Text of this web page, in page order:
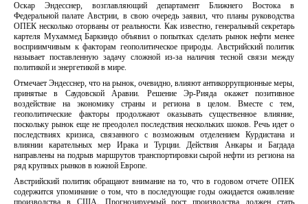
Оскар Эндесснер, возглавляющий департамент Ближнего Востока в
Федеральной палате Австрии, в свою очередь заявил, что планы руководства
ОПЕК несколько оторваны от реальности. Как известно, генеральный секретарь
картеля Мухаммед Баркиндо объявил о попытках сделать рынок нефти менее
восприимчивым к факторам геополитическое природы. Австрийский политик
называет поставленную задачу сложной из-за наличия тесной связи между
политикой и энергетикой в мире.
Отмечает Эндесснер, что на рынок, очевидно, влияют антикоррупционные меры,
принятые в Саудовской Аравии. Решение Эр-Рияда окажет позитивное
воздействие на экономику страны и региона в целом. Вместе с тем,
геополитические факторы продолжают оказывать существенное влияние,
поскольку рынок еще не преодолел последствия нескольких шоков. Речь идет о
последствиях кризиса, связанного с возможным отделением Курдистана и
влиянии карательных мер Ирака и Турции. Действия Анкары и Багдада
направлены на подрыв маршрутов транспортировки сырой нефти из региона на
ряд крупных рынков в южной Европе.
Австрийский политик обращают внимание на то, что в годовом отчете ОПЕК
содержится упоминание о том, что в последующие годы ожидается оживление
производства в США. Прогнозируемый рост производства должен стать